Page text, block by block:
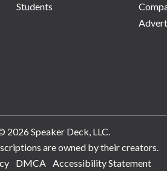
Students
2026 Speaker Deck, LLC.
are owned by their creators.
DMCA Accessibility Statement